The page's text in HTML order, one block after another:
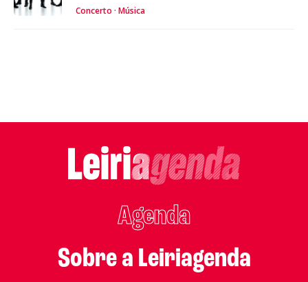
Concerto Música
Agenda
Sobre a Leiriagenda